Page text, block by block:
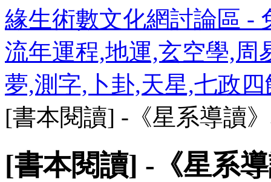
緣生術數文化網討論區 -
流年運程,地運,玄空學,周
夢,測字,卜卦,天星,七政
[書本閱讀] -《星系導讀
[書本閱讀] -《星系